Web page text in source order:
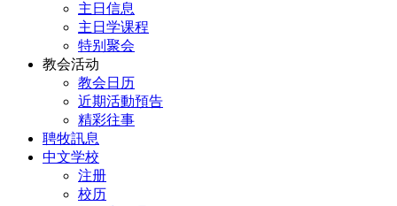
主日信息
主日学课程
特别聚会
教会活动
教会日历
近期活動預告
精彩往事
聘牧訊息
中文学校
注册
校历